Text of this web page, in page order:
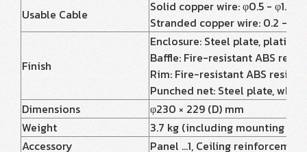
Usable Cable
Solid copper wire: φ0.5 - φ1.6
Stranded copper wire: 0.2 -
Finish
Enclosure: Steel plate, plating
Baffle: Fire-resistant ABS
Rim: Fire-resistant ABS resin
Punched net: Steel plate,
Dimensions
φ230 × 229 (D) mm
Weight
3.7 kg (including mounting
Accessory
Panel …1, Ceiling